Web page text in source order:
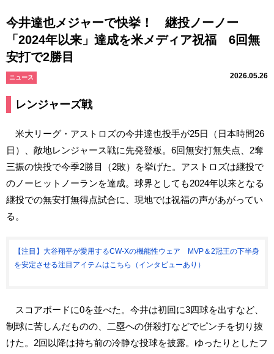
今井達也メジャーで快挙！ 継投ノーノー
「2024年以来」達成を米メディア祝福 6回無
安打で2勝目
ニュース 2026.05.26
レンジャーズ戦
米大リーグ・アストロズの今井達也投手が25日（日本時間26
日）、敵地レンジャース戦に先発登板。6回無安打無失点、2奪
三振の快投で今季2勝目（2敗）を挙げた。アストロズは継投で
のノーヒットノーランを達成。球界としても2024年以来となる
継投での無安打無得点試合に、現地では祝福の声があがってい
る。
【注目】大谷翔平が愛用するCW-Xの機能性ウェア MVP＆2冠王の下半身
を安定させる注目アイテムはこちら（インタビューあり）
スコアボードに0を並べた。今井は初回に3四球を出すなど、
制球に苦しんだものの、二塁への併殺打などでピンチを切り抜
けた。2回以降は持ち前の冷静な投球を披露。ゆったりとしたフ